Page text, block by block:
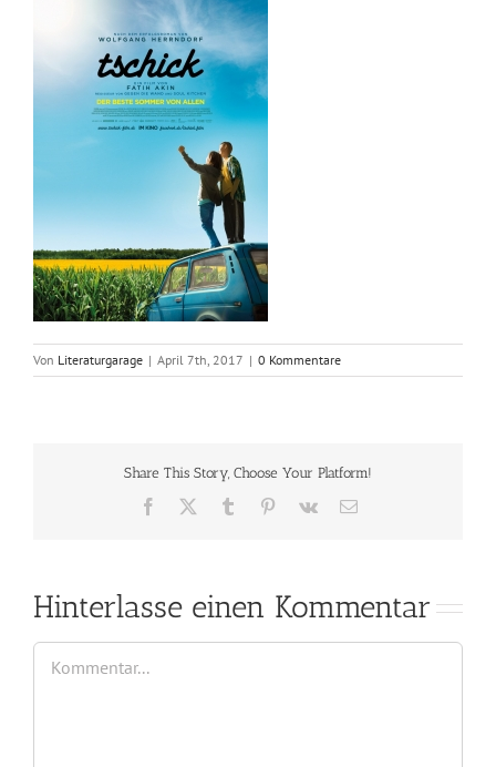
Von Literaturgarage | April 7th, 2017 | 0 Kommentare
Share This Story, Choose Your Platform!
Facebook Tumblr Pinterest
Vk
E-
Hinterlasse einen Kommentar
Kommentar